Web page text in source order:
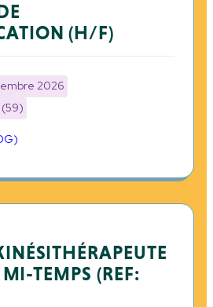
(H/F)
2026
TEMPS (REF: